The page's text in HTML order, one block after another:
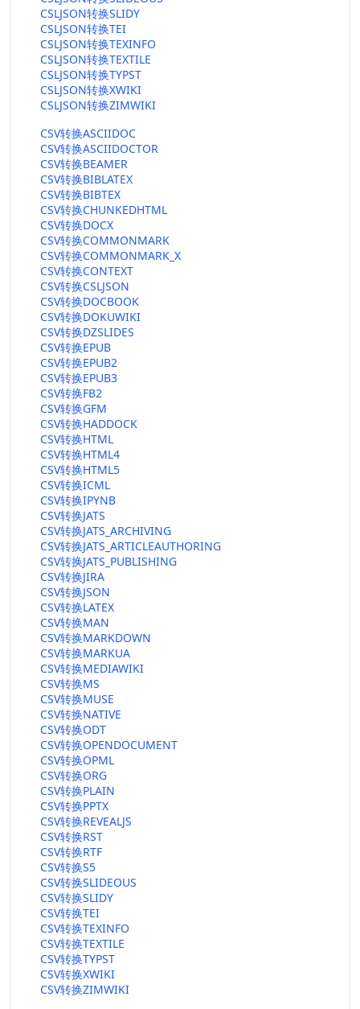
CSLJSON转换SLIDY
CSLJSON转换TEI
CSLJSON转换TEXINFO
CSLJSON转换TEXTILE
CSLJSON转换TYPST
CSLJSON转换XWIKI
CSLJSON转换ZIMWIKI
CSV转换ASCIIDOC
CSV转换ASCIIDOCTOR
CSV转换BEAMER
CSV转换BIBLATEX
CSV转换BIBTEX
CSV转换CHUNKEDHTML
CSV转换DOCX
CSV转换COMMONMARK
CSV转换COMMONMARK_X
CSV转换CONTEXT
CSV转换CSLJSON
CSV转换DOCBOOK
CSV转换DOKUWIKI
CSV转换DZSLIDES
CSV转换EPUB
CSV转换EPUB2
CSV转换EPUB3
CSV转换FB2
CSV转换GFM
CSV转换HADDOCK
CSV转换HTML
CSV转换HTML4
CSV转换HTML5
CSV转换ICML
CSV转换IPYNB
CSV转换JATS
CSV转换JATS_ARCHIVING
CSV转换JATS_ARTICLEAUTHORING
CSV转换JATS_PUBLISHING
CSV转换JIRA
CSV转换JSON
CSV转换LATEX
CSV转换MAN
CSV转换MARKDOWN
CSV转换MARKUA
CSV转换MEDIAWIKI
CSV转换MS
CSV转换MUSE
CSV转换NATIVE
CSV转换ODT
CSV转换OPENDOCUMENT
CSV转换OPML
CSV转换ORG
CSV转换PLAIN
CSV转换PPTX
CSV转换REVEALJS
CSV转换RST
CSV转换RTF
CSV转换S5
CSV转换SLIDEOUS
CSV转换SLIDY
CSV转换TEI
CSV转换TEXINFO
CSV转换TEXTILE
CSV转换TYPST
CSV转换XWIKI
CSV转换ZIMWIKI